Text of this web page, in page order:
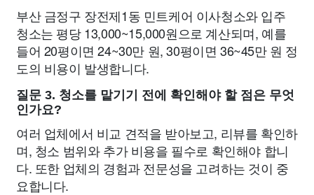
부산 금정구 장전제1동 민트케어 이사청소와 입주
청소는 평당 13,000~15,000원으로 계산되며, 예를
들어 20평이면 24~30만 원, 30평이면 36~45만 원 정
도의 비용이 발생합니다.
질문 3. 청소를 맡기기 전에 확인해야 할 점은 무엇
인가요?
여러 업체에서 비교 견적을 받아보고, 리뷰를 확인하
며, 청소 범위와 추가 비용을 필수로 확인해야 합니
다. 또한 업체의 경험과 전문성을 고려하는 것이 중
요합니다.